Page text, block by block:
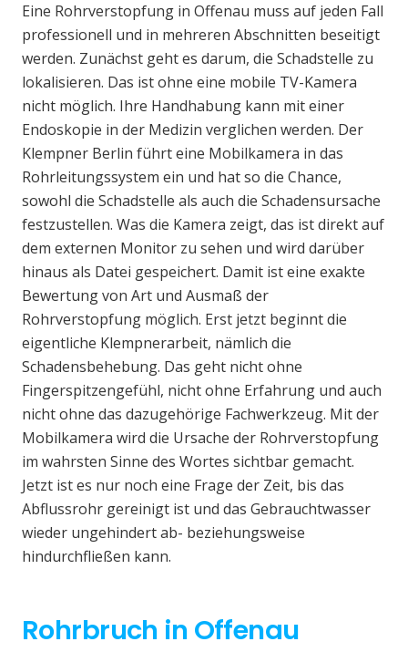
Eine Rohrverstopfung in Offenau muss auf jeden Fall
professionell und in mehreren Abschnitten beseitigt
werden. Zunächst geht es darum, die Schadstelle zu
lokalisieren. Das ist ohne eine mobile TV-Kamera
nicht möglich. Ihre Handhabung kann mit einer
Endoskopie in der Medizin verglichen werden. Der
Klempner Berlin führt eine Mobilkamera in das
Rohrleitungssystem ein und hat so die Chance,
sowohl die Schadstelle als auch die Schadensursache
festzustellen. Was die Kamera zeigt, das ist direkt auf
dem externen Monitor zu sehen und wird darüber
hinaus als Datei gespeichert. Damit ist eine exakte
Bewertung von Art und Ausmaß der
Rohrverstopfung möglich. Erst jetzt beginnt die
eigentliche Klempnerarbeit, nämlich die
Schadensbehebung. Das geht nicht ohne
Fingerspitzengefühl, nicht ohne Erfahrung und auch
nicht ohne das dazugehörige Fachwerkzeug. Mit der
Mobilkamera wird die Ursache der Rohrverstopfung
im wahrsten Sinne des Wortes sichtbar gemacht.
Jetzt ist es nur noch eine Frage der Zeit, bis das
Abflussrohr gereinigt ist und das Gebrauchtwasser
wieder ungehindert ab- beziehungsweise
hindurchfließen kann.
Rohrbruch in Offenau